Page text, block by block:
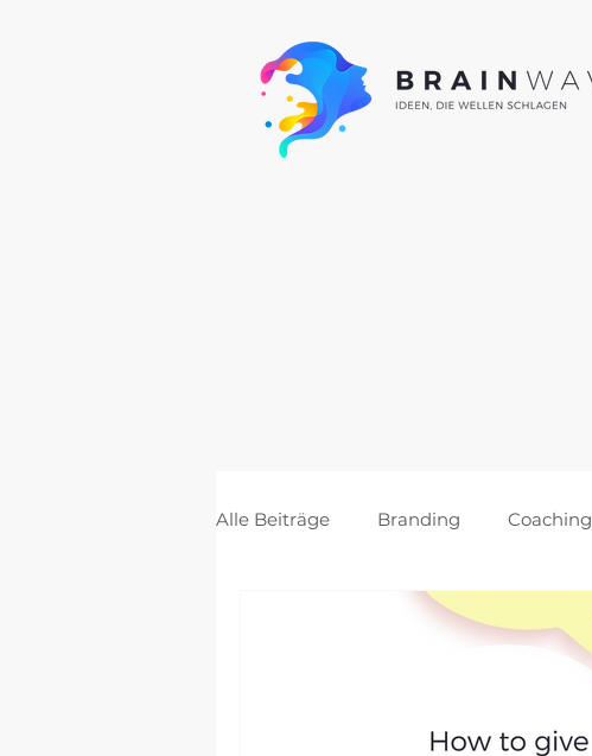
Alle Beiträge Branding Coaching